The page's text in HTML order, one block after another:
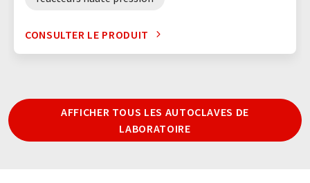
CONSULTER LE PRODUIT
AFFICHER TOUS LES AUTOCLAVES DE
LABORATOIRE